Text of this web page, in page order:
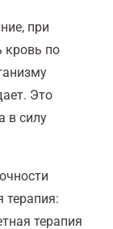
при
кровь по
Это
в силу
терапия:
терапия